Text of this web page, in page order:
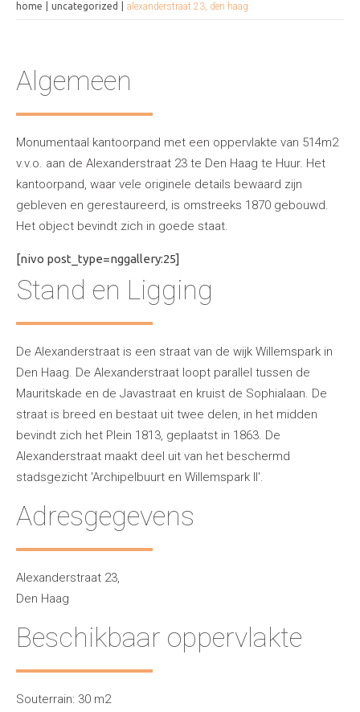
home uncategorized alexanderstraat 23, den haag
Algemeen
Monumentaal kantoorpand met een oppervlakte van 514m2
v.v.o. aan de Alexanderstraat 23 te Den Haag te Huur. Het
kantoorpand, waar vele originele details bewaard zijn
gebleven en gerestaureerd, is omstreeks 1870 gebouwd.
Het object bevindt zich in goede staat.
[nivo post_type=nggallery:25]
Stand en Ligging
De Alexanderstraat is een straat van de wijk Willemspark in
Den Haag. De Alexanderstraat loopt parallel tussen de
Mauritskade en de Javastraat en kruist de Sophialaan. De
straat is breed en bestaat uit twee delen, in het midden
bevindt zich het Plein 1813, geplaatst in 1863. De
Alexanderstraat maakt deel uit van het beschermd
stadsgezicht 'Archipelbuurt en Willemspark II'.
Adresgegevens
Alexanderstraat 23,
Den Haag
Beschikbaar oppervlakte
Souterrain: 30 m2